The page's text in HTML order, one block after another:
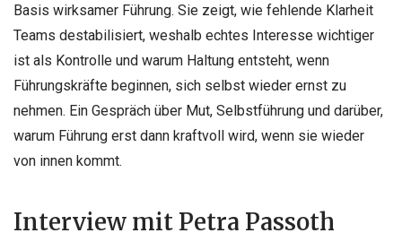
Basis wirksamer Führung. Sie zeigt, wie fehlende Klarheit
Teams destabilisiert, weshalb echtes Interesse wichtiger
ist als Kontrolle und warum Haltung entsteht, wenn
Führungskräfte beginnen, sich selbst wieder ernst zu
nehmen. Ein Gespräch über Mut, Selbstführung und darüber,
warum Führung erst dann kraftvoll wird, wenn sie wieder
von innen kommt.
Interview mit Petra Passoth